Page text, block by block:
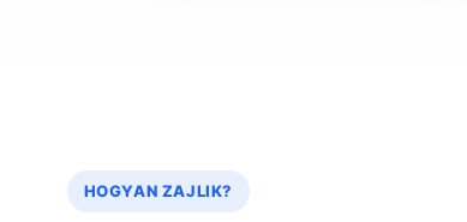
HOGYAN ZAJLIK?